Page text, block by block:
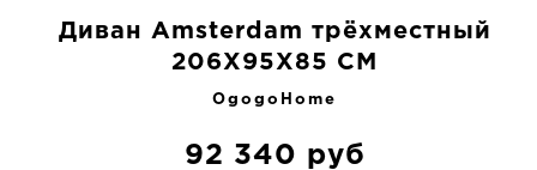
Диван Amsterdam трёхместный
206X95X85 CM
OgogoHome
92 340 руб